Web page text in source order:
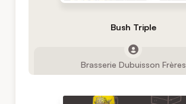
Bush Triple
Brasserie Dubuisson Frères